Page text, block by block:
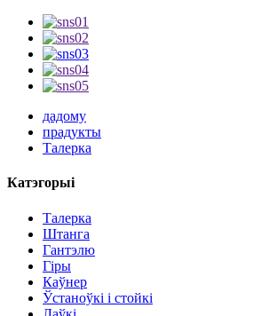
дадому
прадукты
Талерка
Катэгорыі
Талерка
Штанга
Гантэлю
Гіры
Каўнер
Ўстаноўкі і стойкі